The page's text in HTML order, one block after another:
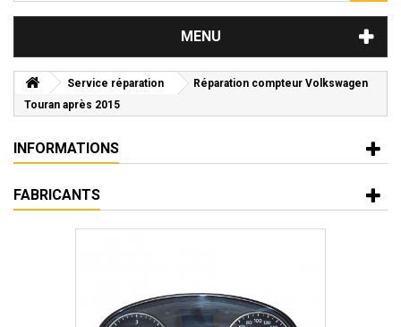
MENU
Service réparation
Réparation compteur Volkswagen
Touran après 2015
INFORMATIONS
FABRICANTS